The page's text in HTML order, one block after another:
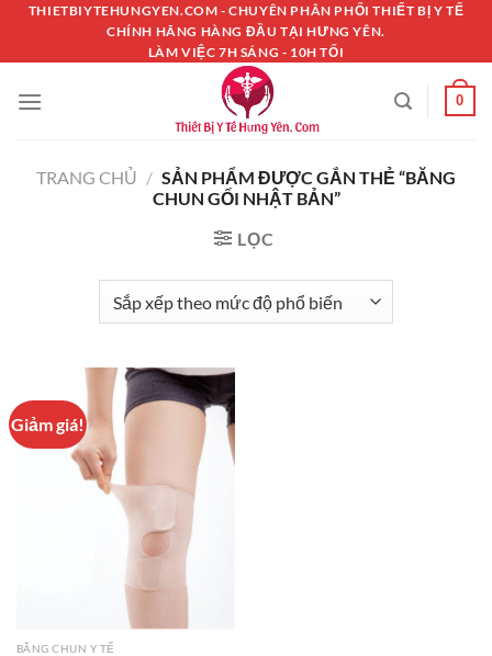
Chuyển
nội
dung
THIETBIYTEHUNGYEN.COM - CHUYÊN PHÂN PHỐI THIẾT BỊ Y TẾ
CHÍNH HÃNG HÀNG ĐẦU TẠI HƯNG YÊN.
LÀM VIỆC 7H SÁNG - 10H TỐI
0
TRANG CHỦ / SẢN PHẨM ĐƯỢC GẮN THẺ “BĂNG
CHUN GỐI NHẬT BẢN”
LỌC
Giảm giá!
BĂNG CHUN Y TẾ